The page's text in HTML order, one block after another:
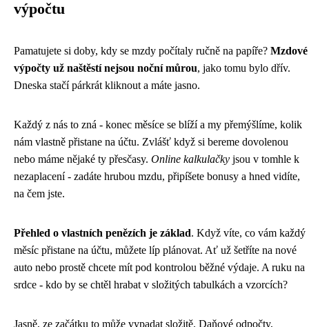
výpočtu
Pamatujete si doby, kdy se mzdy počítaly ručně na papíře? Mzdové
výpočty už naštěstí nejsou noční můrou, jako tomu bylo dřív.
Dneska stačí párkrát kliknout a máte jasno.
Každý z nás to zná - konec měsíce se blíží a my přemýšlíme, kolik
nám vlastně přistane na účtu. Zvlášť když si bereme dovolenou
nebo máme nějaké ty přesčasy. Online kalkulačky jsou v tomhle k
nezaplacení - zadáte hrubou mzdu, připíšete bonusy a hned vidíte,
na čem jste.
Přehled o vlastních penězích je základ. Když víte, co vám každý
měsíc přistane na účtu, můžete líp plánovat. Ať už šetříte na nové
auto nebo prostě chcete mít pod kontrolou běžné výdaje. A ruku na
srdce - kdo by se chtěl hrabat v složitých tabulkách a vzorcích?
Jasně, ze začátku to může vypadat složitě. Daňové odpočty,